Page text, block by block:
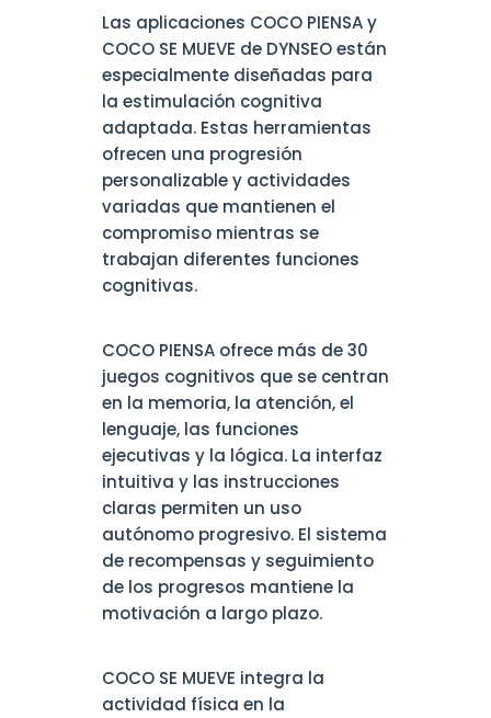
Las aplicaciones COCO PIENSA y
COCO SE MUEVE de DYNSEO están
especialmente diseñadas para
la estimulación cognitiva
adaptada. Estas herramientas
ofrecen una progresión
personalizable y actividades
variadas que mantienen el
compromiso mientras se
trabajan diferentes funciones
cognitivas.
COCO PIENSA ofrece más de 30
juegos cognitivos que se centran
en la memoria, la atención, el
lenguaje, las funciones
ejecutivas y la lógica. La interfaz
intuitiva y las instrucciones
claras permiten un uso
autónomo progresivo. El sistema
de recompensas y seguimiento
de los progresos mantiene la
motivación a largo plazo.
COCO SE MUEVE integra la
actividad física en la